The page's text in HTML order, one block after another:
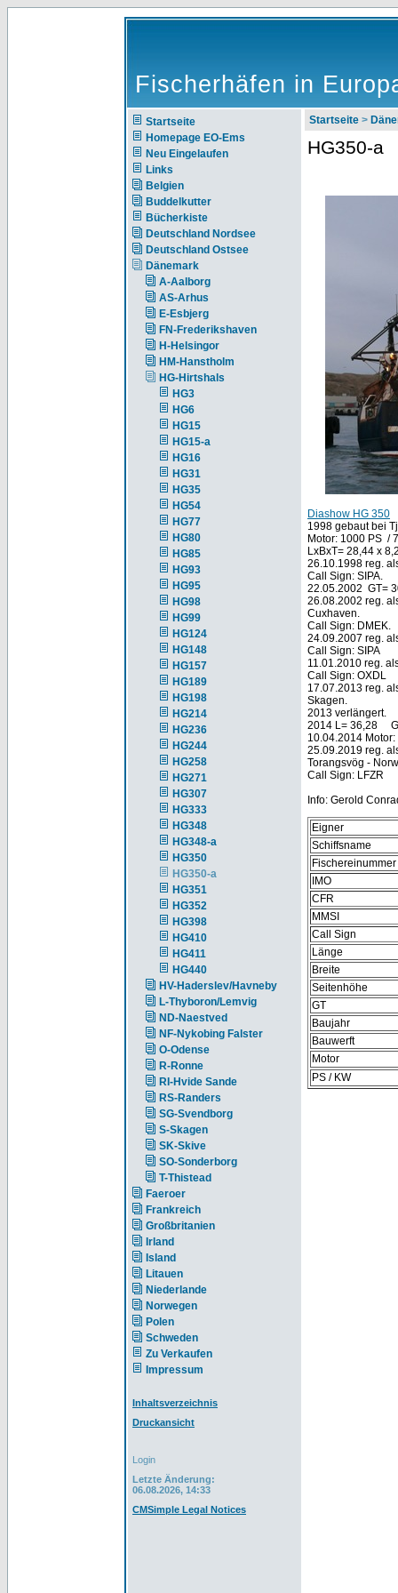
Fischerhäfen in
Startseite
Homepage EO-Ems
Neu Eingelaufen
Links
Belgien
Buddelkutter
Bücherkiste
Deutschland Nordsee
Deutschland Ostsee
Dänemark
A-Aalborg
AS-Arhus
E-Esbjerg
FN-Frederikshaven
H-Helsingor
HM-Hanstholm
HG-Hirtshals
HG3
HG6
HG15
HG15-a
HG16
HG31
HG35
HG54
HG77
HG80
HG85
HG93
HG95
HG98
HG99
HG124
HG148
HG157
HG189
HG198
HG214
HG236
HG244
HG258
HG271
HG307
HG333
HG348
HG348-a
HG350
HG350-a
HG351
HG352
HG398
HG410
HG411
HG440
HV-Haderslev/Havneby
L-Thyboron/Lemvig
ND-Naestved
NF-Nykobing Falster
O-Odense
R-Ronne
RI-Hvide Sande
RS-Randers
SG-Svendborg
S-Skagen
SK-Skive
SO-Sonderborg
T-Thistead
Faeroer
Frankreich
Großbritanien
Irland
Island
Litauen
Niederlande
Norwegen
Polen
Schweden
Zu Verkaufen
Impressum
Inhaltsverzeichnis
Druckansicht
Login
Letzte Änderung:
06.08.2026, 14:33
CMSimple Legal Notices
Startseite >
HG350-a
Diashow HG 350
1998 gebaut bei
Motor: 1000 PS /
LxBxT= 28,44 x
26.10.1998 reg.
Call Sign: SIPA.
22.05.2002 GT=
26.08.2002 reg.
Cuxhaven.
Call Sign: DMEK.
24.09.2007 reg.
Call Sign: SIPA
11.01.2010 reg.
Call Sign: OXDL
17.07.2013 reg.
Skagen.
2013 verlängert.
2014 L= 36,28
10.04.2014
25.09.2019 reg.
Torangsvög -
Call Sign: LFZR
Info: Gerold
Eigner
Schiffsname
Fischereinummer
IMO
CFR
MMSI
Call Sign
Länge
Breite
Seitenhöhe
GT
Baujahr
Bauwerft
Motor
PS / KW